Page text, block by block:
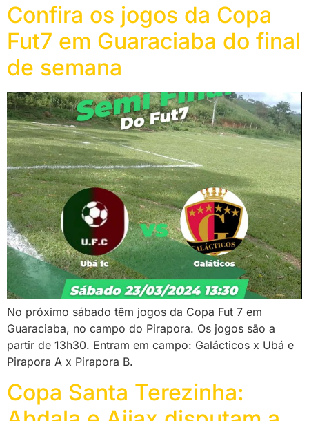
Confira os jogos da Copa
Fut7 em Guaraciaba do final
de semana
No próximo sábado têm jogos da Copa Fut 7 em
Guaraciaba, no campo do Pirapora. Os jogos são a
partir de 13h30. Entram em campo: Galácticos x Ubá e
Pirapora A x Pirapora B.
Copa Santa Terezinha: